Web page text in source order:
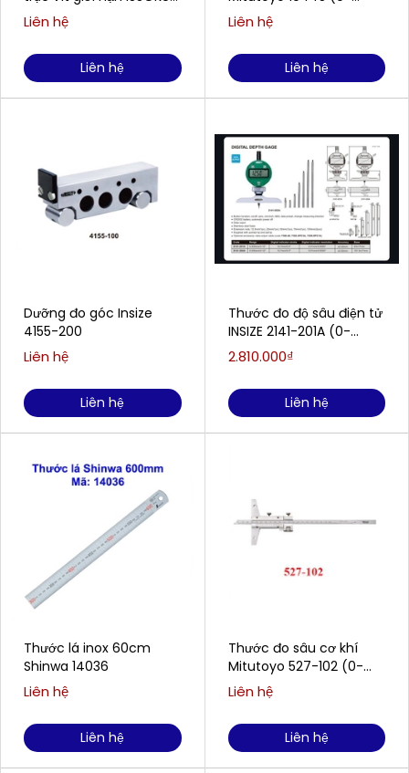
M4-0.7-6G-GRNR
Liên hệ
Liên hệ
Dưỡng đo góc Insize
4155-200
Liên hệ
Liên hệ
Thước lá inox 60cm
Shinwa 14036
Liên hệ
Liên hệ
5mm/0.01mm)
Liên hệ
Liên hệ
Thước đo độ sâu điện tử
INSIZE 2141-201A (0-
300mm/0-12)
2.810.000₫
Liên hệ
Thước đo sâu cơ khí
Mitutoyo 527-102 (0-
200mm / 0.02mm)
Liên hệ
Liên hệ